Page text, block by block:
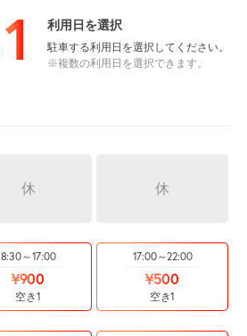
1 利用日を選択
駐車する利用日を選択してください。
※複数の利用日を選択できます。
休 休
8:30～17:00
¥900
空き1
17:00～22:00
¥500
空き1